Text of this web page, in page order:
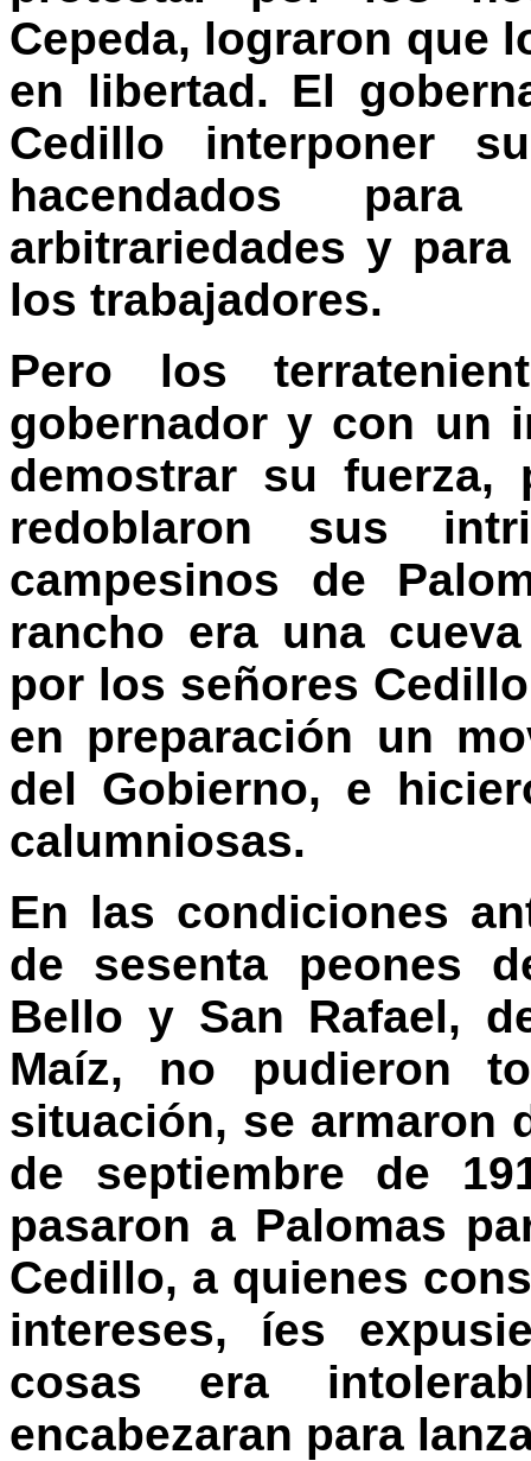
Cepeda, lograron que
en libertad. El
Cedillo interponer
hacendados
arbitrariedades y
los trabajadores.
Pero los
gobernador y con un
demostrar su fuerza,
redoblaron sus
campesinos de
rancho era una
por los señores
en preparación un
del Gobierno, e
calumniosas.
En las condiciones
de sesenta peones
Bello y San Rafael,
Maíz, no pudieron
situación, se armaron
de septiembre de
pasaron a Palomas
Cedillo, a quienes
intereses, íes
cosas era
encabezaran para